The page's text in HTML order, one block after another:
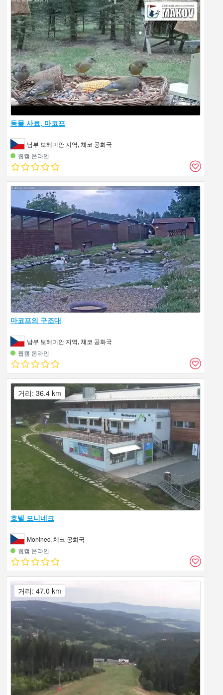
동물 사료, 마코프
남부 보헤미안 지역, 체코 공화국
웹캠 온라인
마코프의 구조대
남부 보헤미안 지역, 체코 공화국
웹캠 온라인
호텔 모니네크
Moninec, 체코 공화국
웹캠 온라인
거리: 36.4 km
거리: 47.0 km